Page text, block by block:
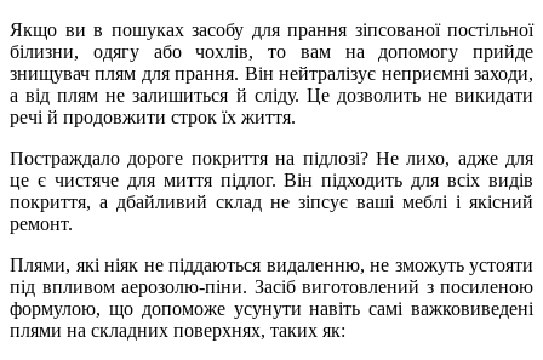
Якщо ви в пошуках засобу для прання зіпсованої постільної
білизни, одягу або чохлів, то вам на допомогу прийде
знищувач плям для прання. Він нейтралізує неприємні заходи,
а від плям не залишиться й сліду. Це дозволить не викидати
речі й продовжити строк їх життя.
Постраждало дороге покриття на підлозі? Не лихо, адже для
це є чистяче для миття підлог. Він підходить для всіх видів
покриття, а дбайливий склад не зіпсує ваші меблі і якісний
ремонт.
Плями, які ніяк не піддаються видаленню, не зможуть устояти
під впливом аерозолю-піни. Засіб виготовлений з посиленою
формулою, що допоможе усунути навіть самі важковиведені
плями на складних поверхнях, таких як: